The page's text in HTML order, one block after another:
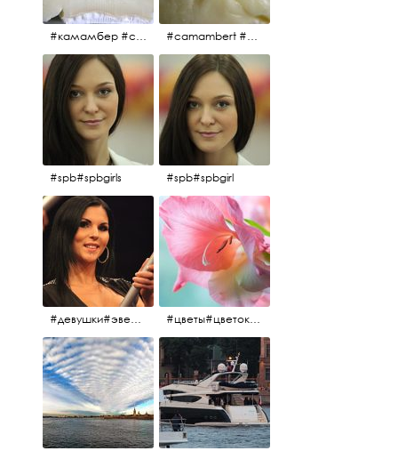
#камамбер #сыр #camambert #camambert #сыр#камамбер
#spb#spbgirls #spb#spbgirl
#девушки#эверласт#everlast#finland#southfinland#helsinki #цветы#цветок#нежность